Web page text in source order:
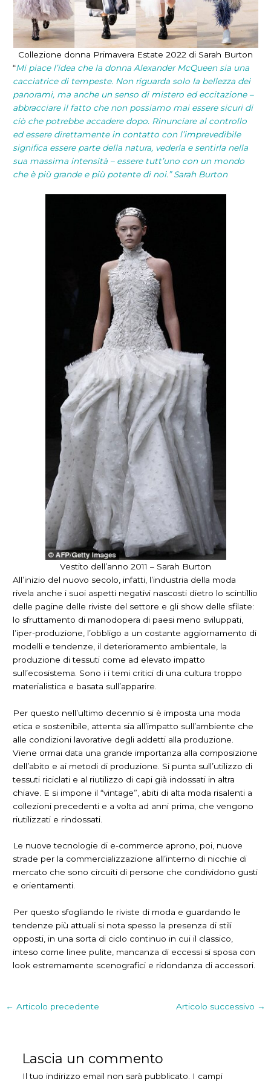
Collezione donna Primavera Estate 2022 di Sarah Burton
“Mi piace l’idea che la donna Alexander McQueen sia una
cacciatrice di tempeste. Non riguarda solo la bellezza dei
panorami, ma anche un senso di mistero ed eccitazione –
abbracciare il fatto che non possiamo mai essere sicuri di
ciò che potrebbe accadere dopo. Rinunciare al controllo
ed essere direttamente in contatto con l’imprevedibile
significa essere parte della natura, vederla e sentirla nella
sua massima intensità – essere tutt’uno con un mondo
che è più grande e più potente di noi.” Sarah Burton
Vestito dell’anno 2011 – Sarah Burton
All’inizio del nuovo secolo, infatti, l’industria della moda
rivela anche i suoi aspetti negativi nascosti dietro lo scintillio
delle pagine delle riviste del settore e gli show delle sfilate:
lo sfruttamento di manodopera di paesi meno sviluppati,
l’iper-produzione, l’obbligo a un costante aggiornamento di
modelli e tendenze, il deterioramento ambientale, la
produzione di tessuti come ad elevato impatto
sull’ecosistema. Sono i i temi critici di una cultura troppo
materialistica e basata sull’apparire.
Per questo nell’ultimo decennio si è imposta una moda
etica e sostenibile, attenta sia all’impatto sull’ambiente che
alle condizioni lavorative degli addetti alla produzione.
Viene ormai data una grande importanza alla composizione
dell’abito e ai metodi di produzione. Si punta sull’utilizzo di
tessuti riciclati e al riutilizzo di capi già indossati in altra
chiave. E si impone il “vintage”, abiti di alta moda risalenti a
collezioni precedenti e a volta ad anni prima, che vengono
riutilizzati e rindossati.
Le nuove tecnologie di e-commerce aprono, poi, nuove
strade per la commercializzazione all’interno di nicchie di
mercato che sono circuiti di persone che condividono gusti
e orientamenti.
Per questo sfogliando le riviste di moda e guardando le
tendenze più attuali si nota spesso la presenza di stili
opposti, in una sorta di ciclo continuo in cui il classico,
inteso come linee pulite, mancanza di eccessi si sposa con
look estremamente scenografici e ridondanza di accessori.
← Articolo precedente Articolo successivo →
Lascia un commento
Il tuo indirizzo email non sarà pubblicato. I campi